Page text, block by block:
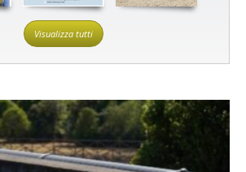
Visualizza tutti